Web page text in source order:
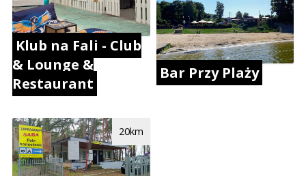
Klub na Fali - Club
& Lounge &
Restaurant
20km
Bar Przy Plaży